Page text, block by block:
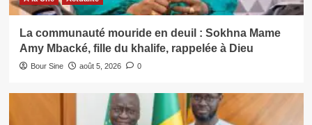
La communauté mouride en deuil : Sokhna Mame
Amy Mbacké, fille du khalife, rappelée à Dieu
Bour Sine août 5, 2026 0